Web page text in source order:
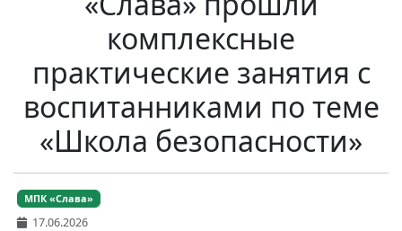
комплексные
практические занятия с
воспитанниками по теме
«Школа безопасности»
МПК «Слава»
17.06.2026